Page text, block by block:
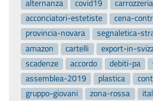
alternanza
covid19 carrozzeria
acconciatori-estetiste
cena-
provincia-novara
segnaletica-
amazon
cartelli export-in-
scadenze
accordo debiti-pa
assemblea-2019
plastica
gruppo-giovani
zona-rossa